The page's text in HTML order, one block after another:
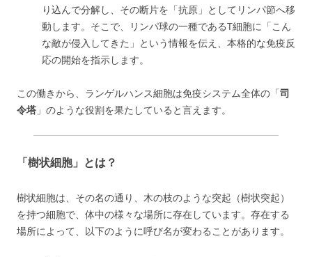
り込んで分解し、その断片を「抗原」としてリンパ節へ移
動します。そこで、リンパ球の一種であるT細胞に「こん
な敵が侵入してきた」という情報を伝え、本格的な免疫反
応の開始を指示します。
この働きから、ランゲルハンス細胞は免疫システム全体の「司
令塔 」のような役割を果たしていると言えます。
「樹状細胞」とは？
樹状細胞は、その名の通り、木の枝のような突起（樹状突起）
を持つ細胞で、体中の様々な場所に存在しています。存在する
場所によって、以下のように呼び名が変わることがあります。